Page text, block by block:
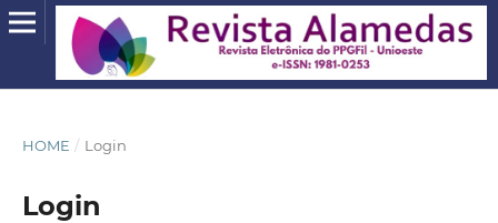
HOME / Login
Login